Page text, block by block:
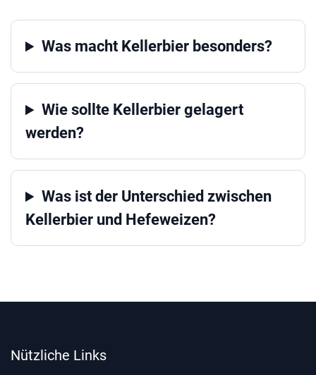
Was macht Kellerbier besonders?
Wie sollte Kellerbier gelagert
werden?
Was ist der Unterschied zwischen
Kellerbier und Hefeweizen?
Nützliche Links